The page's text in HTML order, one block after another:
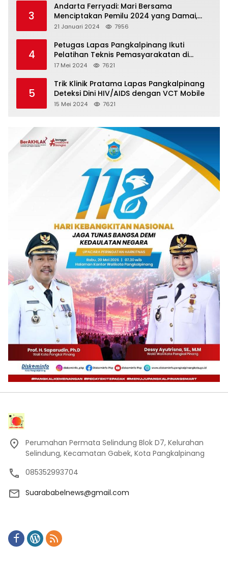
3
Andarta Ferryadi: Mari Bersama
Menciptakan Pemilu 2024 yang Damai,
Jujur dan Adil.
21 Januari 2024 7956
4
Petugas Lapas Pangkalpinang Ikuti
Pelatihan Teknis Pemasyarakatan di
Batam
17 Mei 2024 7621
5
Trik Klinik Pratama Lapas Pangkalpinang
Deteksi Dini HIV/AIDS dengan VCT Mobile
15 Mei 2024 7621
Perumahan Permata Selindung Blok D7, Kelurahan
Selindung, Kecamatan Gabek, Kota Pangkalpinang
085352993704
Suarababelnews@gmail.com